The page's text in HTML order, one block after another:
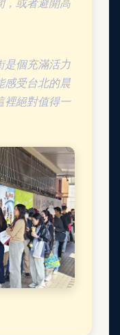
是個充滿活力
感受台北的晨
裡絕對值得一